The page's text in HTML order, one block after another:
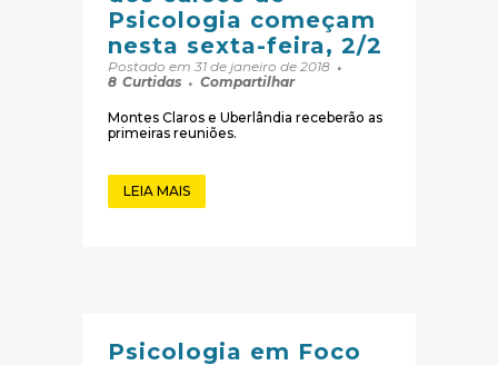
Psicologia começam
nesta sexta-feira, 2/2
Postado em 31 de janeiro de 2018
8 Curtidas Compartilhar
Montes Claros e Uberlândia receberão as
primeiras reuniões.
LEIA MAIS
Psicologia em Foco